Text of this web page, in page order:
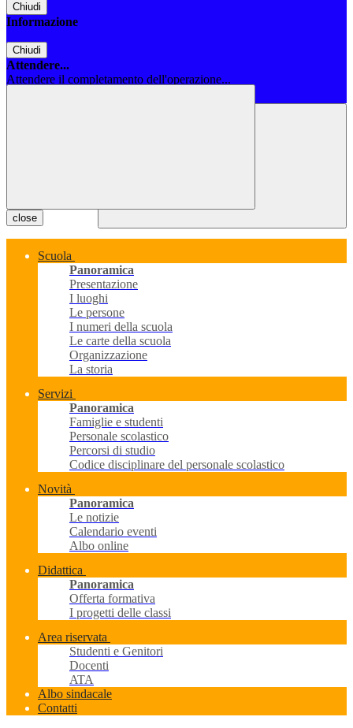
Chiudi
Informazione
Chiudi
Attendere...
Attendere il completamento dell'operazione...
close
Scuola
Panoramica
Presentazione
I luoghi
Le persone
I numeri della scuola
Le carte della scuola
Organizzazione
La storia
Servizi
Panoramica
Famiglie e studenti
Personale scolastico
Percorsi di studio
Codice disciplinare del personale scolastico
Novità
Panoramica
Le notizie
Calendario eventi
Albo online
Didattica
Panoramica
Offerta formativa
I progetti delle classi
Area riservata
Studenti e Genitori
Docenti
ATA
Albo sindacale
Contatti